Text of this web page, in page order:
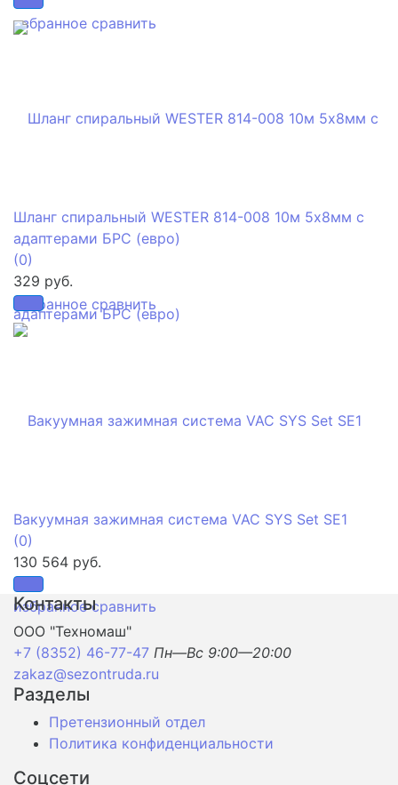
избранное сравнить
избранное сравнить
Шланг спиральный WESTER 814-008 10м 5х8мм с
адаптерами БРС (евро)
(0)
329 руб.
избранное сравнить
Вакуумная зажимная система VAC SYS Set SE1
(0)
130 564 руб.
Контакты
ООО "Техномаш"
+7 (8352) 46-77-47 Пн—Вс 9:00—20:00
zakaz@sezontruda.ru
Разделы
Претензионный отдел
Политика конфиденциальности
Соцсети